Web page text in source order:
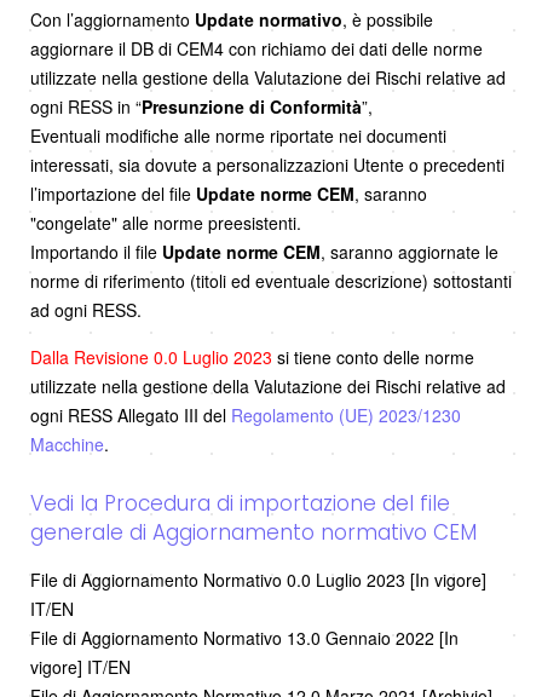
Con l’aggiornamento Update normativo, è possibile
aggiornare il DB di CEM4 con richiamo dei dati delle norme
utilizzate nella gestione della Valutazione dei Rischi relative ad
ogni RESS in “Presunzione di Conformità”,
Eventuali modifiche alle norme riportate nei documenti
interessati, sia dovute a personalizzazioni Utente o precedenti
l’importazione del file Update norme CEM, saranno
"congelate" alle norme preesistenti.
Importando il file Update norme CEM, saranno aggiornate le
norme di riferimento (titoli ed eventuale descrizione) sottostanti
ad ogni RESS.
Dalla Revisione 0.0 Luglio 2023 si tiene conto delle norme
utilizzate nella gestione della Valutazione dei Rischi relative ad
ogni RESS Allegato III del Regolamento (UE) 2023/1230
Macchine.
Vedi la Procedura di importazione del file
generale di Aggiornamento normativo CEM
File di Aggiornamento Normativo 0.0 Luglio 2023 [In vigore]
IT/EN
File di Aggiornamento Normativo 13.0 Gennaio 2022 [In
vigore] IT/EN